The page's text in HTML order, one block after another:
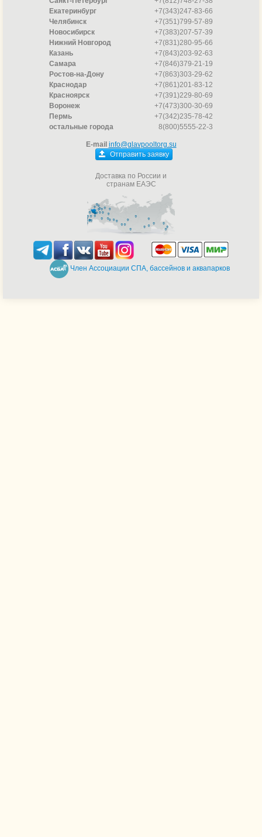
Екатеринбург
+7(343)247-83-66
Челябинск
+7(351)799-57-89
Новосибирск
+7(383)207-57-39
Нижний Новгород
+7(831)280-95-66
Казань
+7(843)203-92-63
Самара
+7(846)379-21-19
Ростов-на-Дону
+7(863)303-29-62
Краснодар
+7(861)201-83-12
Красноярск
+7(391)229-80-69
Воронеж
+7(473)300-30-69
Пермь
+7(342)235-78-42
остальные города
8(800)5555-22-3
E-mail info@glavpooltorg.su
Отправить заявку
Доставка по России и
странам ЕАЭС
Член Ассоциации СПА, бассейнов и аквапарков